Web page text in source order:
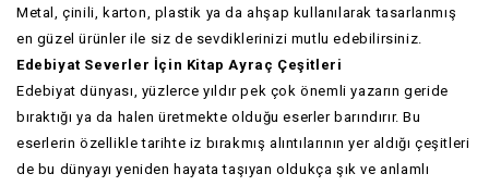
Metal, çinili, karton, plastik ya da ahşap kullanılarak tasarlanmış
en güzel ürünler ile siz de sevdiklerinizi mutlu edebilirsiniz.
Edebiyat Severler İçin Kitap Ayraç Çeşitleri
Edebiyat dünyası, yüzlerce yıldır pek çok önemli yazarın geride
bıraktığı ya da halen üretmekte olduğu eserler barındırır. Bu
eserlerin özellikle tarihte iz bırakmış alıntılarının yer aldığı çeşitleri
de bu dünyayı yeniden hayata taşıyan oldukça şık ve anlamlı